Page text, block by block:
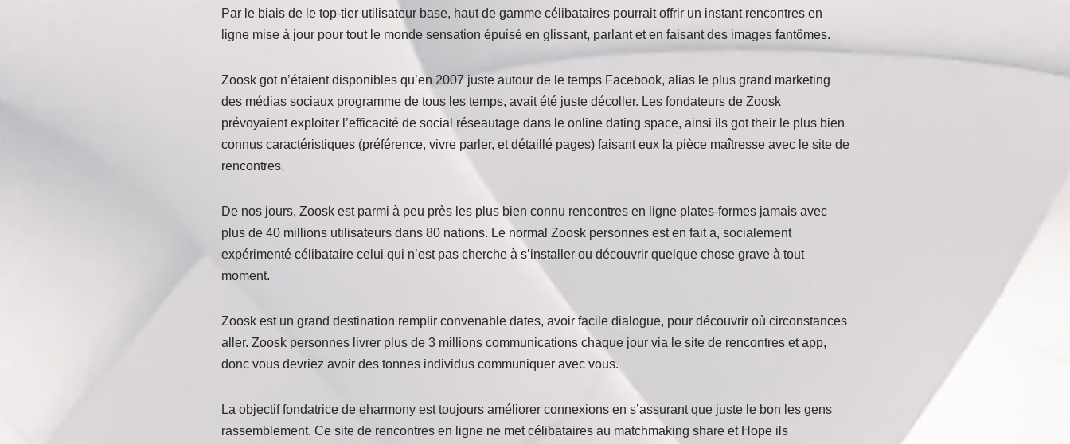
Par le biais de le top-tier utilisateur base, haut de gamme célibataires pourrait offrir un instant rencontres en
ligne mise à jour pour tout le monde sensation épuisé en glissant, parlant et en faisant des images fantômes.
Zoosk got n’étaient disponibles qu’en 2007 juste autour de le temps Facebook, alias le plus grand marketing
des médias sociaux programme de tous les temps, avait été juste décoller. Les fondateurs de Zoosk
prévoyaient exploiter l’efficacité de social réseautage dans le online dating space, ainsi ils got their le plus bien
connus caractéristiques (préférence, vivre parler, et détaillé pages) faisant eux la pièce maîtresse avec le site de
rencontres.
De nos jours, Zoosk est parmi à peu près les plus bien connu rencontres en ligne plates-formes jamais avec
plus de 40 millions utilisateurs dans 80 nations. Le normal Zoosk personnes est en fait a, socialement
expérimenté célibataire celui qui n’est pas cherche à s’installer ou découvrir quelque chose grave à tout
moment.
Zoosk est un grand destination remplir convenable dates, avoir facile dialogue, pour découvrir où circonstances
aller. Zoosk personnes livrer plus de 3 millions communications chaque jour via le site de rencontres et app,
donc vous devriez avoir des tonnes individus communiquer avec vous.
La objectif fondatrice de eharmony est toujours améliorer connexions en s’assurant que juste le bon les gens
rassemblement. Ce site de rencontres en ligne ne met célibataires au matchmaking share et Hope ils